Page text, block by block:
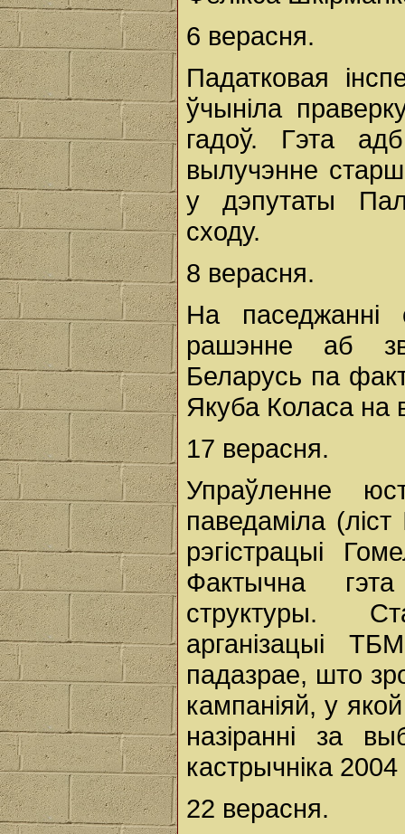
6 верасня.
Падатковая
ўчыніла
гадоў. Гэта
вылучэнне
у дэпутаты
сходу.
8 верасня.
На
рашэнне аб
Беларусь па
Якуба Коласа на
17 верасня.
Упраўленне
паведаміла
рэгістрацыі
Фактычна
структуры.
арганізацыі
падазрае, што
кампаніяй, у
назіранні за
кастрычніка 2004
22 верасня.